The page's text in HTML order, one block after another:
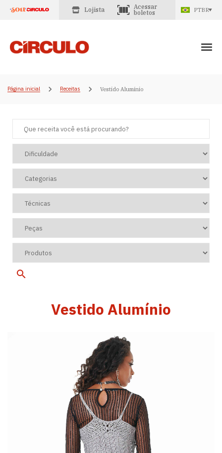
Lojista
Acessar
boletos
PTBR
Página inicial Receitas Vestido Alumínio
Vestido Alumínio